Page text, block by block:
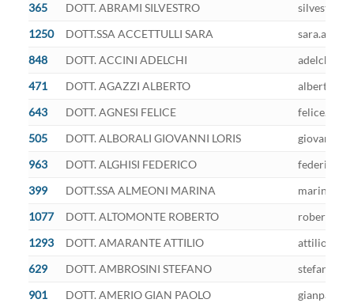
365
DOTT. ABRAMI SILVESTRO
1250
DOTT.SSA ACCETTULLI SARA
848
DOTT. ACCINI ADELCHI
471
DOTT. AGAZZI ALBERTO
643
DOTT. AGNESI FELICE
505
DOTT. ALBORALI GIOVANNI LORIS
963
DOTT. ALGHISI FEDERICO
399
DOTT.SSA ALMEONI MARINA
1077
DOTT. ALTOMONTE ROBERTO
1293
DOTT. AMARANTE ATTILIO
629
DOTT. AMBROSINI STEFANO
901
DOTT. AMERIO GIAN PAOLO